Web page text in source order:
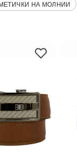
НА МОЛНИИ